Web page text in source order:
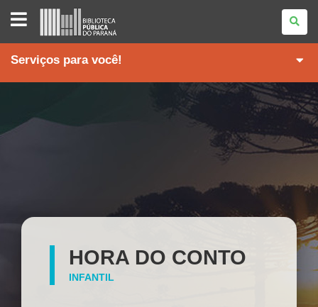
BIBLIOTECA
PARANÁ
Serviços para você!
HORA DO CONTO
INFANTIL